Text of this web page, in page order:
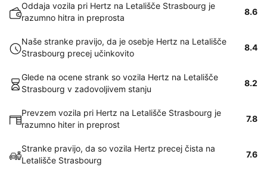
Oddaja vozila pri Hertz na Letališče Strasbourg je
razumno hitra in preprosta
8.6
Naše stranke pravijo, da je osebje Hertz na Letališče
Strasbourg precej učinkovito
8.4
Glede na ocene strank so vozila Hertz na Letališče
Strasbourg v zadovoljivem stanju
8.2
Prevzem vozila pri Hertz na Letališče Strasbourg je
razumno hiter in preprost
7.8
Stranke pravijo, da so vozila Hertz precej čista na
Letališče Strasbourg
7.6